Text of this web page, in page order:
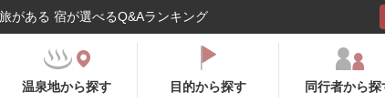
がある 宿が選べるQ&Aランキング
温泉地から探す 目的から探す 同行者から探